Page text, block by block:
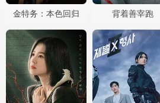
金特务：本色回归 背着善宰跑